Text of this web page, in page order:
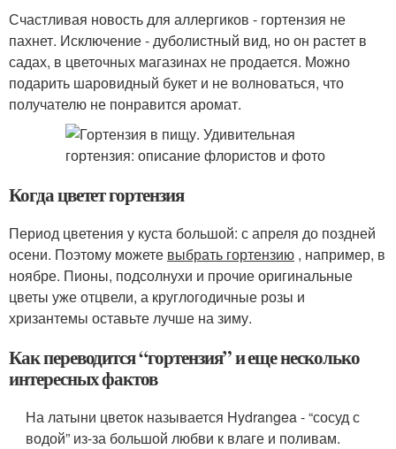
Счастливая новость для аллергиков - гортензия не
пахнет. Исключение - дуболистный вид, но он растет в
садах, в цветочных магазинах не продается. Можно
подарить шаровидный букет и не волноваться, что
получателю не понравится аромат.
Когда цветет гортензия
Период цветения у куста большой: с апреля до поздней
осени. Поэтому можете выбрать гортензию , например, в
ноябре. Пионы, подсолнухи и прочие оригинальные
цветы уже отцвели, а круглогодичные розы и
хризантемы оставьте лучше на зиму.
Как переводится “гортензия” и еще несколько
интересных фактов
На латыни цветок называется Hydrangea - “сосуд с
водой” из-за большой любви к влаге и поливам.